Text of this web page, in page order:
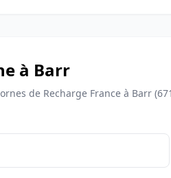
à Barr
de Recharge France à Barr